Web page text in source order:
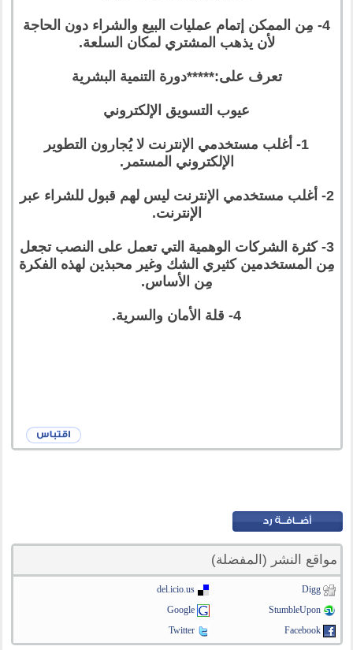
4- مِن الممكن إتمام عمليات البيع والشراء دون الحاجة
لأن يذهب المشتري لمكان السلعة.
تعرف على:*****دورة التنمية البشرية
عيوب التسويق الإلكتروني
1- أغلب مستخدمي الإنترنت لا يُجارون التطوير
الإلكتروني المستمر.
2- أغلب مستخدمي الإنترنت ليس لهم قبول للشراء عبر
الإنترنت.
3- كثرة الشركات الوهمية التي تعمل على النصب تجعل
مِن المستخدمين كثيري الشك وغير محبذين لهذه الفكرة
مِن الأساس.
4- قلة الأمان والسرية.
مواقع النشر (المفضلة)
Digg
del.icio.us
StumbleUpon
Google
Facebook
Twitter